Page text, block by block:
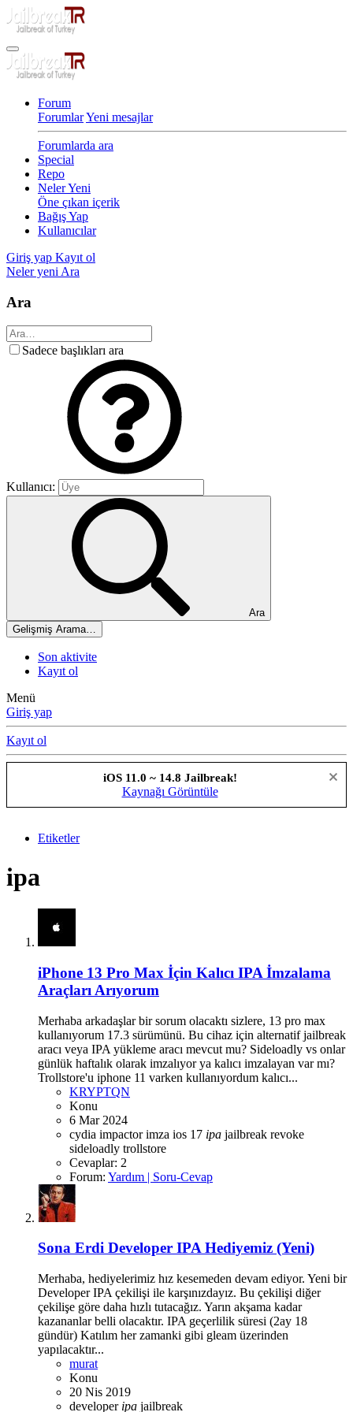
Forum
ForumlarYeni mesajlar
Forumlarda ara
Special
Repo
Neler Yeni
Öne çıkan içerik
Bağış Yap
Kullanıcılar
Giriş yap Kayıt ol
Neler yeni Ara
Ara
Sadece başlıkları ara
Kullanıcı:
Ara
Gelişmiş Arama…
Son aktivite
Kayıt ol
Menü
Giriş yap
Kayıt ol
iOS 11.0 ~ 14.8 Jailbreak!
Kaynağı Görüntüle
Etiketler
ipa
iPhone 13 Pro Max İçin Kalıcı IPA İmzalama
Araçları Arıyorum
Merhaba arkadaşlar bir sorum olacaktı sizlere, 13 pro max
kullanıyorum 17.3 sürümünü. Bu cihaz için alternatif jailbreak
aracı veya IPA yükleme aracı mevcut mu? Sideloadly vs onlar
günlük haftalık olarak imzalıyor ya kalıcı imzalayan var mı?
Trollstore'u iphone 11 varken kullanıyordum kalıcı...
KRYPTQN
Konu
6 Mar 2024
cydia impactorimza ios 17 ipa jailbreak revoke
sideloadly trollstore
Cevaplar: 2
Forum: Yardım | Soru-Cevap
Sona Erdi Developer IPA Hediyemiz (Yeni)
Merhaba, hediyelerimiz hız kesemeden devam ediyor. Yeni bir
Developer IPA çekilişi ile karşınızdayız. Bu çekilişi diğer
çekilişe göre daha hızlı tutacağız. Yarın akşama kadar
kazananlar belli olacaktır. IPA geçerlilik süresi (2ay 18
gündür) Katılım her zamanki gibi gleam üzerinden
yapılacaktır...
murat
Konu
20 Nis 2019
developer ipa jailbreak